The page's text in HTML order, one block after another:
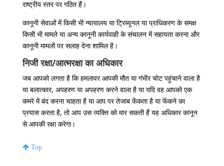
राष्ट्रीय स्तर पर गठित हैं।
कानूनी सेवाओं में किसी भी न्यायालय या ट्रिब्यूनल या प्राधिकरण के समक्ष
किसी भी मामले या अन्य कानूनी कार्यवाही के संचालन में सहायता करना और
कानूनी मामलों पर सलाह देना शामिल है।
निजी रक्षा/आत्मरक्षा का अधिकार
जब आपको लगता है कि हमलावर आपकी मौत या गंभीर चोट पहुंचाने वाला है
या बलात्कार, अपहरण या अपहरण करने वाला है या यदि वह आपको एक
कमरे में बंद करना चाहता है या आप पर तेजाब फेंकता है या फेंकने का
प्रयास करता है, तो आप उस व्यक्ति को मार सकती हैं यह अधिकार कानून
से आपकी रक्षा करेगा।
Top